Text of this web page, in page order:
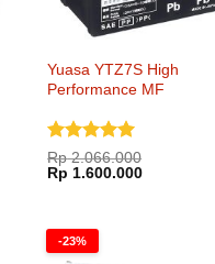
Yuasa YTZ7S High
Performance MF
Dinilai5
dari 5
Rp2.066.000
Harga
aslinya
Rp 1.600.000Harga
-23%